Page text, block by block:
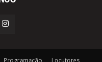
Programação Locutores